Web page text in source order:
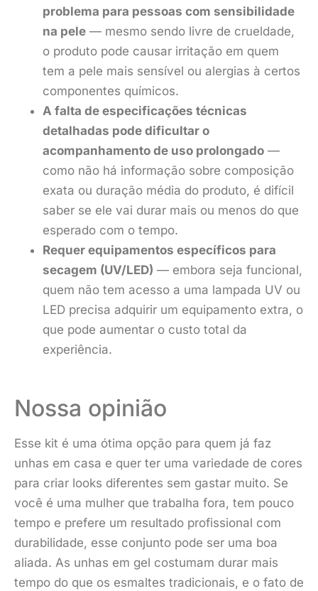
problema para pessoas com sensibilidade
na pele — mesmo sendo livre de crueldade,
o produto pode causar irritação em quem
tem a pele mais sensível ou alergias à certos
componentes químicos.
A falta de especificações técnicas
detalhadas pode dificultar o
acompanhamento de uso prolongado —
como não há informação sobre composição
exata ou duração média do produto, é difícil
saber se ele vai durar mais ou menos do que
esperado com o tempo.
Requer equipamentos específicos para
secagem (UV/LED) — embora seja funcional,
quem não tem acesso a uma lampada UV ou
LED precisa adquirir um equipamento extra, o
que pode aumentar o custo total da
experiência.
Nossa opinião
Esse kit é uma ótima opção para quem já faz
unhas em casa e quer ter uma variedade de cores
para criar looks diferentes sem gastar muito. Se
você é uma mulher que trabalha fora, tem pouco
tempo e prefere um resultado profissional com
durabilidade, esse conjunto pode ser uma boa
aliada. As unhas em gel costumam durar mais
tempo do que os esmaltes tradicionais, e o fato de